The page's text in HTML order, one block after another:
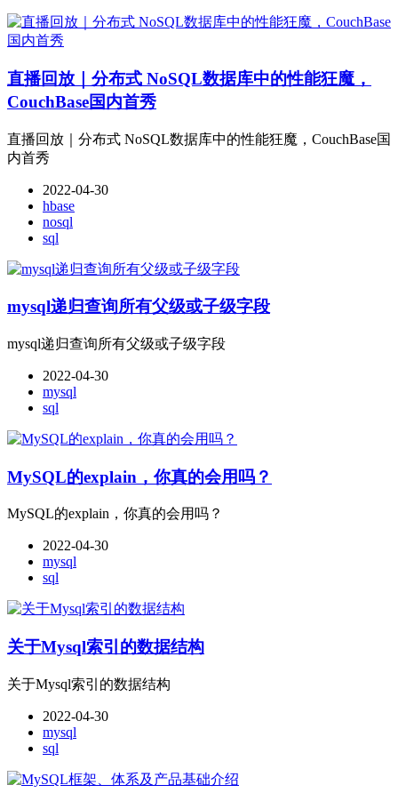
直播回放｜分布式 NoSQL数据库中的性能狂魔，
CouchBase国内首秀
直播回放｜分布式 NoSQL数据库中的性能狂魔，CouchBase国
内首秀
2022-04-30
hbase
nosql
sql
mysql递归查询所有父级或子级字段
mysql递归查询所有父级或子级字段
2022-04-30
mysql
sql
MySQL的explain，你真的会用吗？
MySQL的explain，你真的会用吗？
2022-04-30
mysql
sql
关于Mysql索引的数据结构
关于Mysql索引的数据结构
2022-04-30
mysql
sql